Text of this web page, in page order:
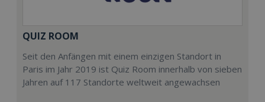
QUIZ ROOM
Seit den Anfängen mit einem einzigen Standort in
Paris im Jahr 2019 ist Quiz Room innerhalb von sieben
Jahren auf 117 Standorte weltweit angewachsen